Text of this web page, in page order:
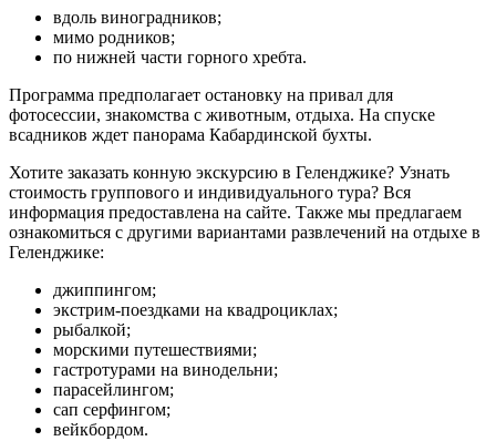
вдоль виноградников;
мимо родников;
по нижней части горного хребта.
Программа предполагает остановку на привал для
фотосессии, знакомства с животным, отдыха. На спуске
всадников ждет панорама Кабардинской бухты.
Хотите заказать конную экскурсию в Геленджике? Узнать
стоимость группового и индивидуального тура? Вся
информация предоставлена на сайте. Также мы предлагаем
ознакомиться с другими вариантами развлечений на отдыхе в
Геленджике:
джиппингом;
экстрим-поездками на квадроциклах;
рыбалкой;
морскими путешествиями;
гастротурами на винодельни;
парасейлингом;
сап серфингом;
вейкбордом.